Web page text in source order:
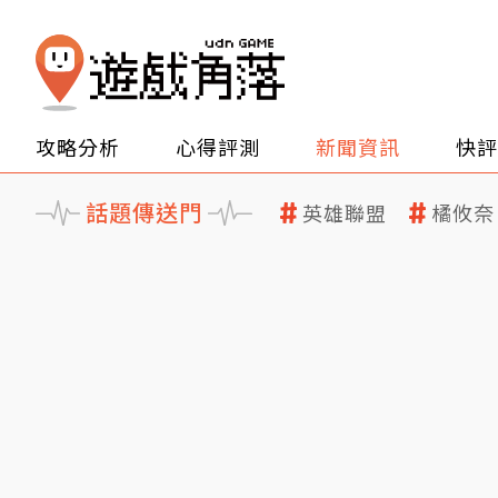
攻略分析 心得評測 新聞資訊 快
話題傳送門 英雄聯盟 橘攸奈